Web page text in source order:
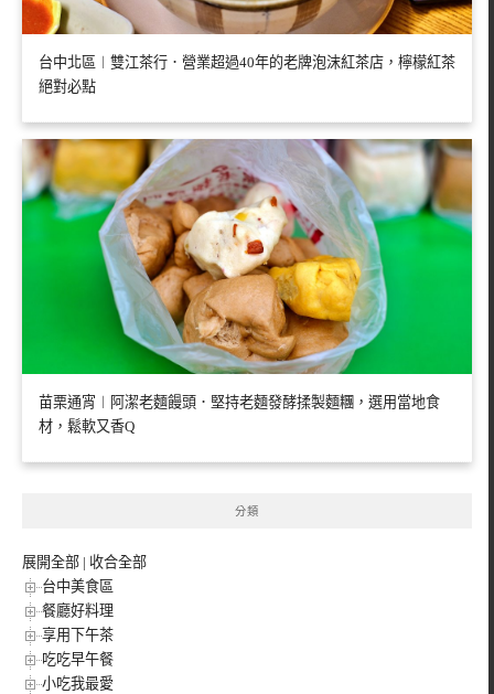
台中北區︱雙江茶行．營業超過40年的老牌泡沫紅茶店，檸檬紅茶
絕對必點
苗栗通宵︱阿潔老麵饅頭．堅持老麵發酵揉製麵糰，選用當地食
材，鬆軟又香Q
分類
展開全部 | 收合全部
台中美食區
餐廳好料理
享用下午茶
吃吃早午餐
小吃我最愛